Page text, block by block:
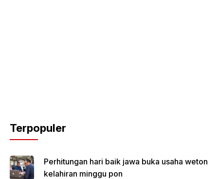
Terpopuler
Perhitungan hari baik jawa buka usaha weton
kelahiran minggu pon